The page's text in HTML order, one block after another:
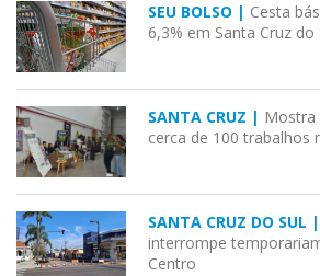
SEU BOLSO | Cesta
6,3% em Santa Cruz do
SANTA CRUZ | Mostra
cerca de 100 trabalhos
SANTA CRUZ DO SUL |
interrompe
Centro